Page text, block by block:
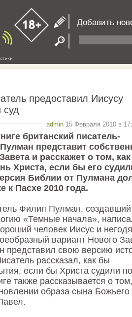
Добавить
предоставил Иисусу
суд
admin 15 Февраля 2010 в
британский писатель-
представит
и расскажет о том,
Христа, если бы его
Библии от Пулмана
к Пасхе 2010 года.
Филип Пулман, создавший
«Темные начала»,
человек Иисус и
вариант Нового
представил свою версию
рассказал, как бы
если бы Христа судили по
также рассказывается о том,
образа сына Божьего